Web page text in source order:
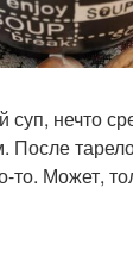
суп, нечто
то. Может,